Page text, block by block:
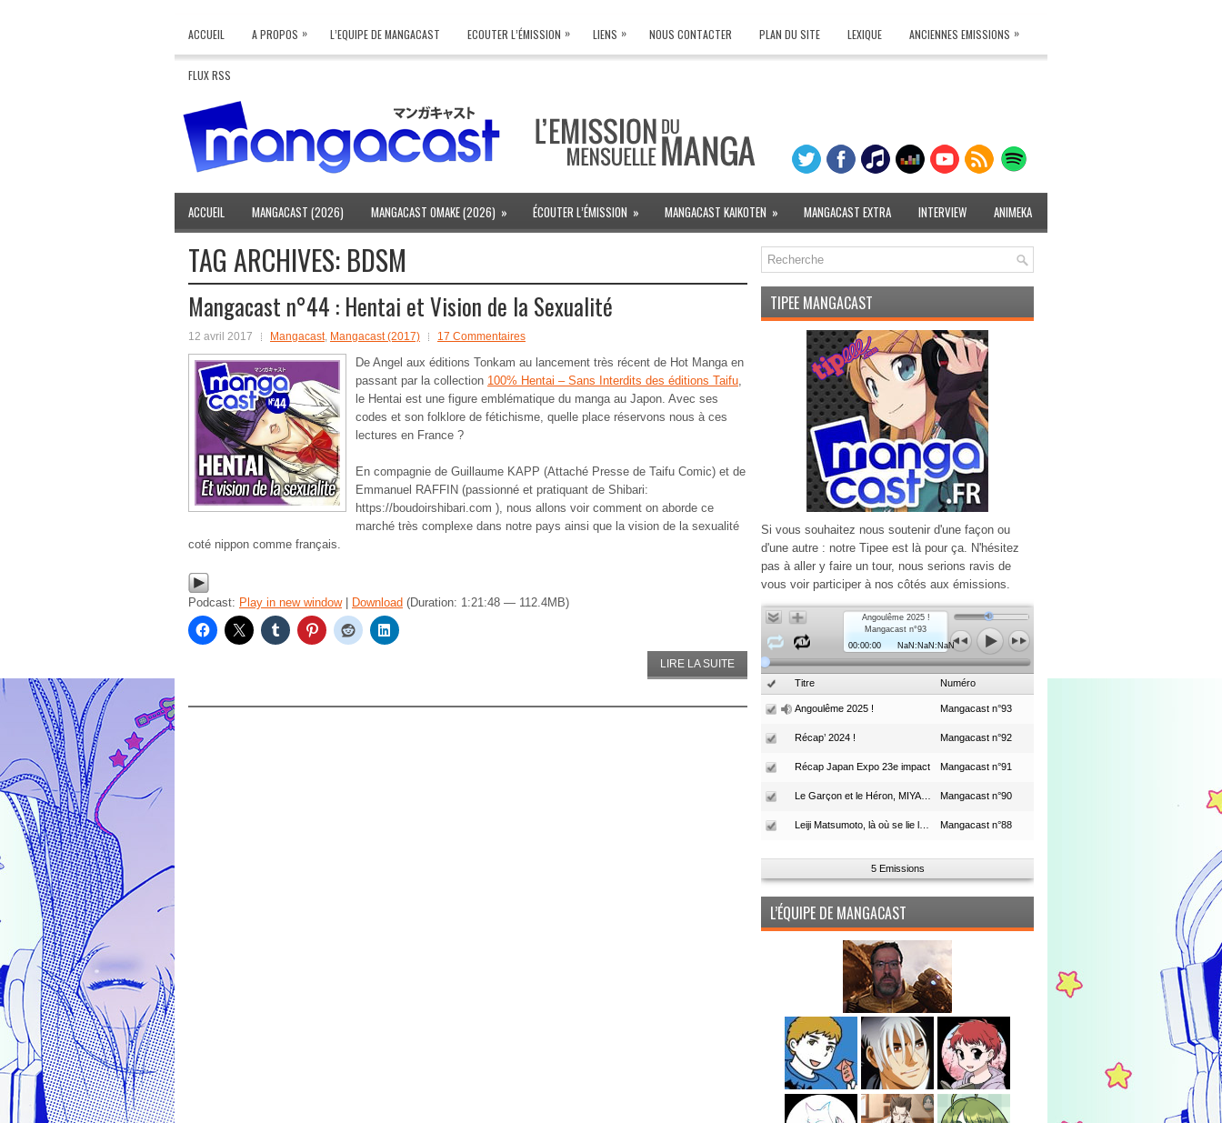
ACCUEIL A PROPOS » L’EQUIPE DE MANGACAST ECOUTER L’ÉMISSION » LIENS » NOUS CONTACTER PLAN DU SITE LEXIQUE ANCIENNES EMISSIONS »
FLUX RSS
ACCUEIL MANGACAST (2026) MANGACAST OMAKE (2026) » ÉCOUTER L’ÉMISSION » MANGACAST KAIKOTEN » MANGACAST EXTRA INTERVIEW ANIMEKA
TAG ARCHIVES: BDSM
Mangacast n°44 : Hentai et Vision de la Sexualité
12 avril 2017 Mangacast, Mangacast (2017) 17 Commentaires
De Angel aux éditions Tonkam au lancement très récent de Hot Mangaen
passant par la collection 100% Hentai – Sans Interdits des éditions Taifu,
le Hentai est une figure emblématique du manga au Japon. Avec ses
codes et son folklore de fétichisme, quelle place réservons nous à ces
lectures en France ?
En compagnie de Guillaume KAPP (Attaché Presse de Taifu Comic) et de
Emmanuel RAFFIN (passionné et pratiquant de Shibari:
https://boudoirshibari.com ), nous allons voir comment on aborde ce
marché très complexe dans notre pays ainsi que la vision de la sexualité
coté nippon comme français.
Podcast: Play in new window| Download (Duration: 1:21:48 — 112.4MB)
LIRE LA SUITE
TIPEE MANGACAST
Si vous souhaitez nous soutenir d'une façon ou
d'une autre : notre Tipee est là pour ça. N'hésitez
pas à aller y faire un tour, nous serions ravis de
vous voir participer à nos côtés aux émissions.
Angoulême 2025 !
Mangacast n°93
00:00:00
NaN:NaN:NaN
Titre Numéro
Angoulême 2025 ! Mangacast n°93
Récap’ 2024 ! Mangacast n°92
Récap Japan Expo 23e impact Mangacast n°91
Mangacast n°90
Mangacast n°88
5 Emissions
L’ÉQUIPE DE MANGACAST